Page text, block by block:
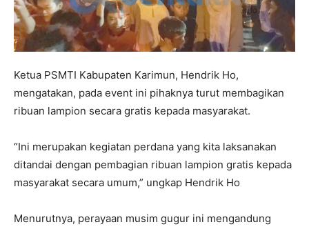
Ketua PSMTI Kabupaten Karimun, Hendrik Ho,
mengatakan, pada event ini pihaknya turut membagikan
ribuan lampion secara gratis kepada masyarakat.
“Ini merupakan kegiatan perdana yang kita laksanakan
ditandai dengan pembagian ribuan lampion gratis kepada
masyarakat secara umum,” ungkap Hendrik Ho
Menurutnya, perayaan musim gugur ini mengandung